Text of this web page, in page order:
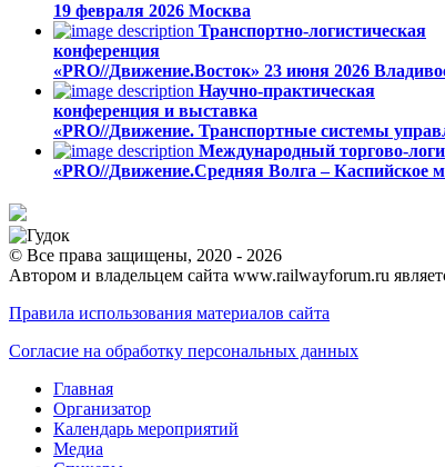
19 февраля 2026 Москва
Транспортно-логистическая
конференция
«PRO//Движение.Восток» 23 июня 2026
Научно-практическая
конференция и выставка
«PRO//Движение. Транспортные системы
Международный торгово-
«PRO//Движение.Средняя Волга – Каспийское
© Все права защищены, 2020 - 2026
Автором и владельцем сайта www.railwayforum.ru
Правила использования материалов сайта
Согласие на обработку персональных данных
Главная
Организатор
Календарь мероприятий
Медиа